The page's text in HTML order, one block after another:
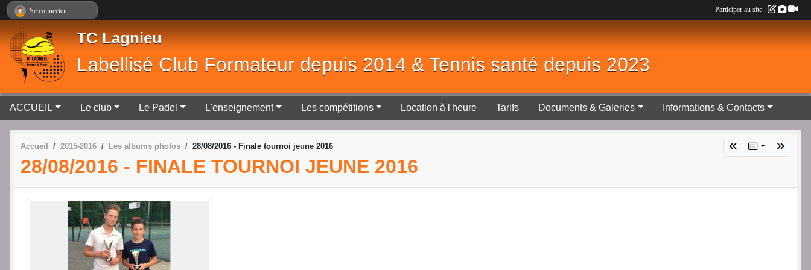
TC Lagnieu
Labellisé Club Formateur depuis 2014 & Tennis santé depuis 2023
ACCUEIL Le club Le Padel L'enseignement Les compétitions Location à l'heure Tarifs Documents & Galeries Informations & Contacts
Accueil 2015-2016 Les albums photos 28/08/2016 - Finale tournoi jeune 2016
28/08/2016 - FINALE TOURNOI JEUNE 2016
Se connecter Participer au site :
Panneau de gestion des cookies